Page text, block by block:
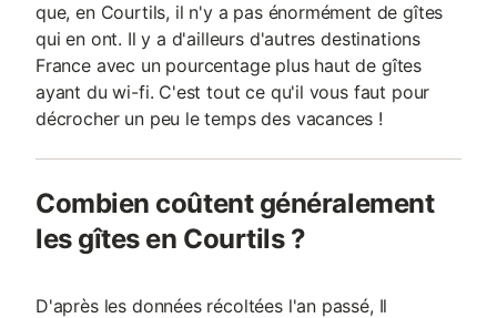
que, en Courtils, il n'y a pas énormément de gîtes
qui en ont. Il y a d'ailleurs d'autres destinations
France avec un pourcentage plus haut de gîtes
ayant du wi-fi. C'est tout ce qu'il vous faut pour
décrocher un peu le temps des vacances !
Combien coûtent généralement
les gîtes en Courtils ?
D'après les données récoltées l'an passé, Il